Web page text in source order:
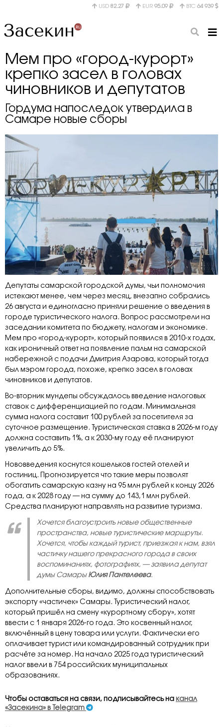
USD 82.27 EUR 95.09 BTC 64 939
Мем про «город-курорт»
крепко засел в головах
чиновников и депутатов
Гордума напоследок утвердила в
Самаре новые сборы
Депутаты самарской городской думы, чьи полномочия
истекают менее, чем через месяц, внезапно собрались
26 августа и единогласно приняли решение о введения в
городе туристического налога. Вопрос рассмотрели на
заседании комитета по бюджету, налогам и экономике.
Мем про «город-курорт», который появился в 2010-х годах,
как ироничный ответ на появление пальм на самарской
набережной с подачи Дмитрия Азарова, который тогда
был мэром города, похоже, крепко засел в головах
чиновников и депутатов.
Во-вторник мундепы обсуждалось введение налоговых
ставок с дифференциацией по годам. Минимальная
сумма налога составит 100 рублей за посетителя за
суточное размещение. Туристическая ставка в 2026-м году
должна составить 1%, а к 2030-му году её планируют
увеличить до 5%.
Нововведения коснутся кошельков гостей отелей и
гостиниц. Прогнозируется что такие меры позволят
обогатить самарскую казну на 95 млн рублей к концу 2026
года, а к 2028 году — на сумму до 143,1 млн рублей.
Средства планируют направлять на развитие туризма.
Хочется благоустроить новые общественные
пространства, новые туристические маршруты.
Хочется, чтобы каждый турист, приезжая к нам, взял
частичку нашего прекрасного города в своих
воспоминаниях, фотографиях, — заявила депутат
думы Самары Юлия Пантелеева.
Дополнительные сборы, видимо, должны способствовать
экспорту «частичек» Самары. Туристический налог,
который пришёл на смену «курортному сбору», хотят
ввести с 1 января 2026-го года. Это косвенный налог,
включённый в цену товара или услуги. Фактически его
оплачивает турист или командированный сотрудник при
расчёте за номер. На начало 2025 года туристический
налог ввели в 754 российских муниципальных
образованиях.
Чтобы оставаться на связи, подписывайтесь на канал
«Засекина» в Telegram